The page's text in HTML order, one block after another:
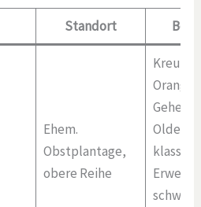
Standort
Ehem.
Obstplantage,
obere Reihe
Orange